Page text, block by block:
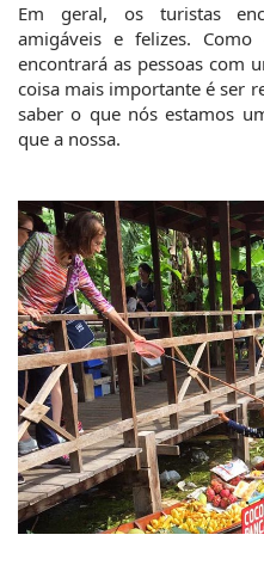
Em geral, os turistas
amigáveis e felizes.
encontrará as pessoas com
coisa mais importante é ser
saber o que nós estamos
que a nossa.